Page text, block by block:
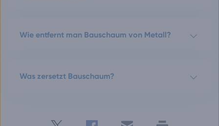
Wie entfernt man Bauschaum von Metall?
Was zersetzt Bauschaum?